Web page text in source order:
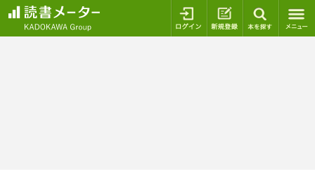
ログイン 新規登録